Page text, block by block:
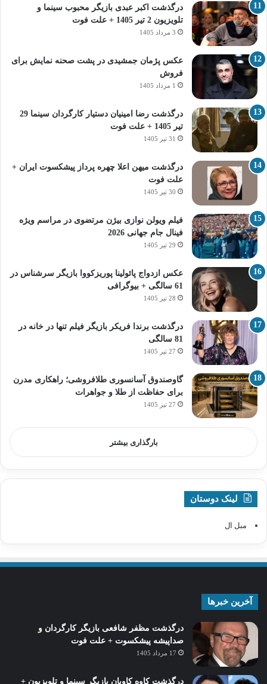
درگذشت اکبر عبدی بازیگر محبوب سینما و
تلویزیون 2 تیر 1405 + علت فوت
3 مرداد 1405
عکس پژمان جمشیدی در پشت صحنه نمایش برای
فروش
1 مرداد 1405
درگذشت رضا امینیان دستیار کارگردان سینما 29
تیر 1405 + علت فوت
31 تیر 1405
درگذشت میهن اعلا چهره پرداز پیشکسوت ایران +
علت فوت
30 تیر 1405
فیلم ویولن نوازی بیژن مرتضوی در مراسم ویژه
فینال جام جهانی 2026
29 تیر 1405
عکس ازدواج پائولینا پوریزکووا بازیگر سرشناس در
61 سالگی + بیوگرافی
28 تیر 1405
درگذشت برندا فریکر بازیگر فیلم تنها در خانه در
81 سالگی
27 تیر 1405
گاوصندوق آسانسوری طلافروشی؛ راهکاری مدرن
برای حفاظت از طلا و جواهرات
27 تیر 1405
بارگذاری بیشتر
لینک دوستان
مبل ال
آخرین خبرها
درگذشت مظفر شافعی بازیگر کارگردان و
صداپیشه پیشکسوت + علت فوت
17 مرداد 1405
درگذشت کاوه کاویان بازیگر سینما و تلویزیون +